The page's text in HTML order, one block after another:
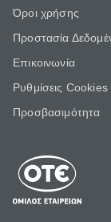
Όροι χρήσης
Προστασία
Επικοινωνία
Ρυθμίσεις Cookies
Προσβασιμότητα